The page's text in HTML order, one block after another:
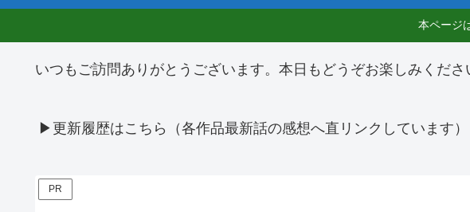
本ページ
いつもご訪問ありがとうございます。本日もどうぞお楽しみくださ
▶更新履歴はこちら（各作品最新話の感想へ直リンクしています）
PR